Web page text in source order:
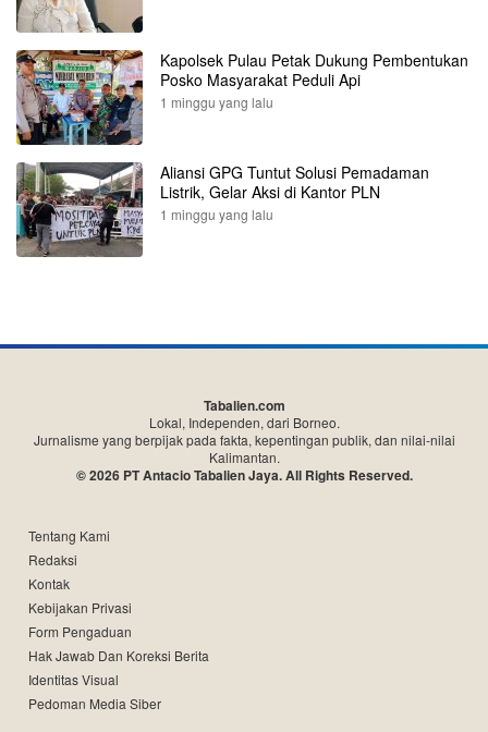
Kapolsek Pulau Petak Dukung Pembentukan
Posko Masyarakat Peduli Api
1 minggu yang lalu
Aliansi GPG Tuntut Solusi Pemadaman
Listrik, Gelar Aksi di Kantor PLN
1 minggu yang lalu
Tabalien.com
Lokal, Independen, dari Borneo.
Jurnalisme yang berpijak pada fakta, kepentingan publik, dan nilai-nilai
Kalimantan.
© 2026 PT Antacio Tabalien Jaya. All Rights Reserved.
Tentang Kami
Redaksi
Kontak
Kebijakan Privasi
Form Pengaduan
Hak Jawab Dan Koreksi Berita
Identitas Visual
Pedoman Media Siber